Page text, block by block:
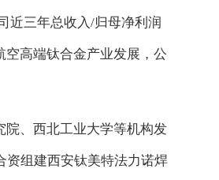
近三年总收入/归母净利润
空高端钛合金产业发展，公
院、西北工业大学等机构发
资组建西安钛美特法力诺焊